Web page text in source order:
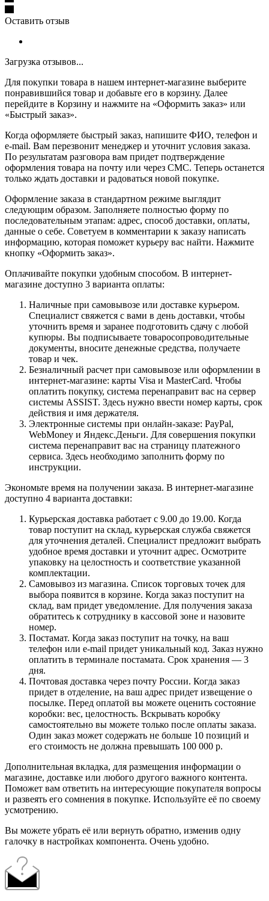
Оставить отзыв
Загрузка отзывов...
Для покупки товара в нашем интернет-магазине выберите
понравившийся товар и добавьте его в корзину. Далее
перейдите в Корзину и нажмите на «Оформить заказ» или
«Быстрый заказ».
Когда оформляете быстрый заказ, напишите ФИО, телефон и
e-mail. Вам перезвонит менеджер и уточнит условия заказа.
По результатам разговора вам придет подтверждение
оформления товара на почту или через СМС. Теперь останется
только ждать доставки и радоваться новой покупке.
Оформление заказа в стандартном режиме выглядит
следующим образом. Заполняете полностью форму по
последовательным этапам: адрес, способ доставки, оплаты,
данные о себе. Советуем в комментарии к заказу написать
информацию, которая поможет курьеру вас найти. Нажмите
кнопку «Оформить заказ».
Оплачивайте покупки удобным способом. В интернет-
магазине доступно 3 варианта оплаты:
Наличные при самовывозе или доставке курьером.
Специалист свяжется с вами в день доставки, чтобы
уточнить время и заранее подготовить сдачу с любой
купюры. Вы подписываете товаросопроводительные
документы, вносите денежные средства, получаете
товар и чек.
Безналичный расчет при самовывозе или оформлении в
интернет-магазине: карты Visa и MasterCard. Чтобы
оплатить покупку, система перенаправит вас на сервер
системы ASSIST. Здесь нужно ввести номер карты, срок
действия и имя держателя.
Электронные системы при онлайн-заказе: PayPal,
WebMoney и Яндекс.Деньги. Для совершения покупки
система перенаправит вас на страницу платежного
сервиса. Здесь необходимо заполнить форму по
инструкции.
Экономьте время на получении заказа. В интернет-магазине
доступно 4 варианта доставки:
Курьерская доставка работает с 9.00 до 19.00. Когда
товар поступит на склад, курьерская служба свяжется
для уточнения деталей. Специалист предложит выбрать
удобное время доставки и уточнит адрес. Осмотрите
упаковку на целостность и соответствие указанной
комплектации.
Самовывоз из магазина. Список торговых точек для
выбора появится в корзине. Когда заказ поступит на
склад, вам придет уведомление. Для получения заказа
обратитесь к сотруднику в кассовой зоне и назовите
номер.
Постамат. Когда заказ поступит на точку, на ваш
телефон или e-mail придет уникальный код. Заказ нужно
оплатить в терминале постамата. Срок хранения — 3
дня.
Почтовая доставка через почту России. Когда заказ
придет в отделение, на ваш адрес придет извещение о
посылке. Перед оплатой вы можете оценить состояние
коробки: вес, целостность. Вскрывать коробку
самостоятельно вы можете только после оплаты заказа.
Один заказ может содержать не больше 10 позиций и
его стоимость не должна превышать 100 000 р.
Дополнительная вкладка, для размещения информации о
магазине, доставке или любого другого важного контента.
Поможет вам ответить на интересующие покупателя вопросы
и развеять его сомнения в покупке. Используйте её по своему
усмотрению.
Вы можете убрать её или вернуть обратно, изменив одну
галочку в настройках компонента. Очень удобно.